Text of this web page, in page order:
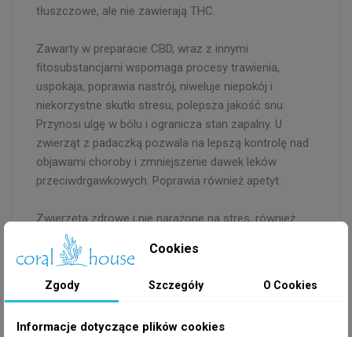
tłuszczowe, ale nie zawierają THC.
Zawarty w preparacie CBD, wraz z innymi
fitosubstancjami wspomaga procesy trawienia,
uspokaja, poprawia nastrój, niweluje niepokój i
niekorzystne skutki stresu, polepsza jakość snu.
Przynosi ulgę w bólu i ogranicza stan zapalny. U
zwierząt z padaczką pozwala na lepszą kontrolę nad
objawami choroby i zmniejszenie dawek leków
przeciwdrgawkowych. Poprawia również apetyt.
Zwierzęta zdrowe i nie narażone na stres, również
mogą przyjmować olejek w celach profilaktycznych.
Stworzony specjalnie dla zwierząt domowych
CBD o szerokim spektrum działania + inne
kannabinoidy
Wygodna butelka z kroplomierzem
Cookies
Zgody Szczegóły O Cookies
Informacje dotyczące plików cookies